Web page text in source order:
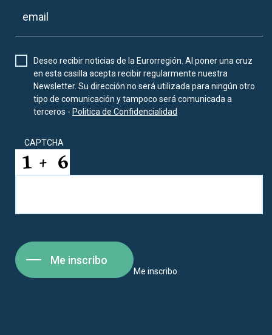
Deseo recibir noticias de la Eurorregión. Al poner una cruz
en esta casilla acepta recibir regularmente nuestra
Newsletter. Su dirección no será utilizada para ningún otro
tipo de comunicación y tampoco será comunicada a
terceros - Politica de Confidencialidad
CAPTCHA
Me inscribo
Me inscribo